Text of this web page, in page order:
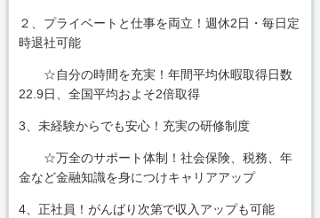
２、プライベートと仕事を両立！週休2日・毎日定
時退社可能
☆自分の時間を充実！年間平均休暇取得日数
22.9日、全国平均およそ2倍取得
3、未経験からでも安心！充実の研修制度
☆万全のサポート体制！社会保険、税務、年
金など金融知識を身につけキャリアアップ
4、正社員！がんばり次第で収入アップも可能